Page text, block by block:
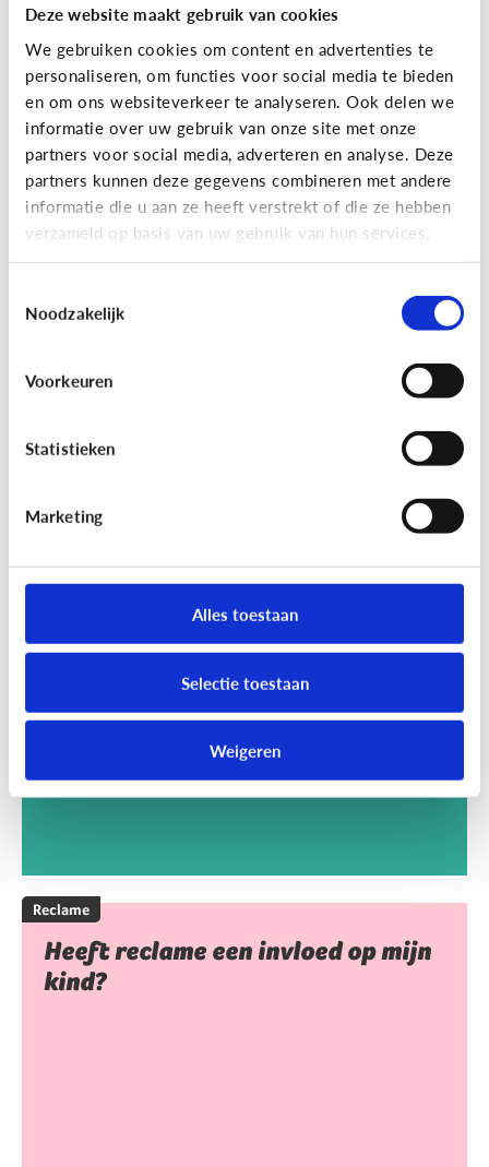
Deze website maakt gebruik van cookies
We gebruiken cookies om content en advertenties te
personaliseren, om functies voor social media te bieden
en om ons websiteverkeer te analyseren. Ook delen we
informatie over uw gebruik van onze site met onze
partners voor social media, adverteren en analyse. Deze
partners kunnen deze gegevens combineren met andere
informatie die u aan ze heeft verstrekt of die ze hebben
verzameld op basis van uw gebruik van hun services.
Noodzakelijk
Voorkeuren
Statistieken
Marketing
Alles toestaan
Selectie toestaan
Weigeren
Reclame
[Game] Game jezelf reclamewijs
reclamegames speelt?
Reclame
Heeft reclame een invloed op mijn
kind?